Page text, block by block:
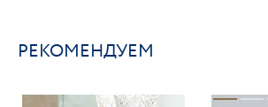
РЕКОМЕНДУЕМ